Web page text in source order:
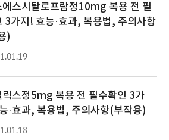
에스시탈로프람정10mg 복용 전 필
3가지! 효능·효과, 복용법, 주의사항
)
릭스정5mg 복용 전 필수확인 3가
·효과, 복용법, 주의사항(부작용)